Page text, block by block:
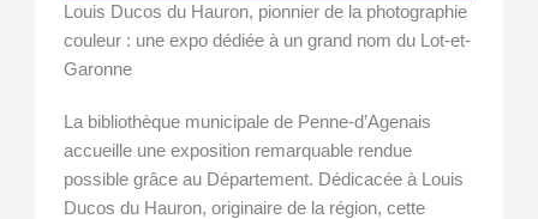
Louis Ducos du Hauron, pionnier de la photographie
couleur : une expo dédiée à un grand nom du Lot-et-
Garonne
La bibliothèque municipale de Penne-d’Agenais
accueille une exposition remarquable rendue
possible grâce au Département. Dédicacée à Louis
Ducos du Hauron, originaire de la région, cette